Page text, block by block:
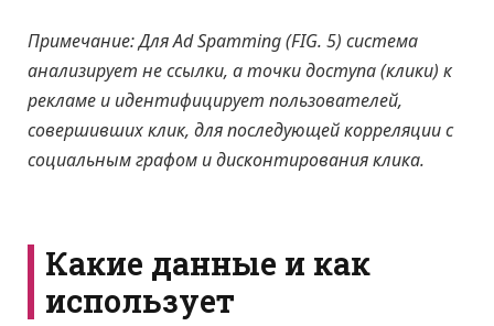
Примечание: Для Ad Spamming (FIG. 5) система
анализирует не ссылки, а точки доступа (клики) к
рекламе и идентифицирует пользователей,
совершивших клик, для последующей корреляции с
социальным графом и дисконтирования клика.
Какие данные и как
использует